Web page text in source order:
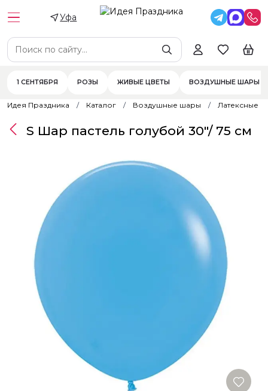
Уфа
1 СЕНТЯБРЯ РОЗЫ ЖИВЫЕ ЦВЕТЫ ВОЗДУШНЫЕ ШАРЫ
Идея Праздника Каталог Воздушные шары Латексные
S Шар пастель голубой 30"/ 75 см